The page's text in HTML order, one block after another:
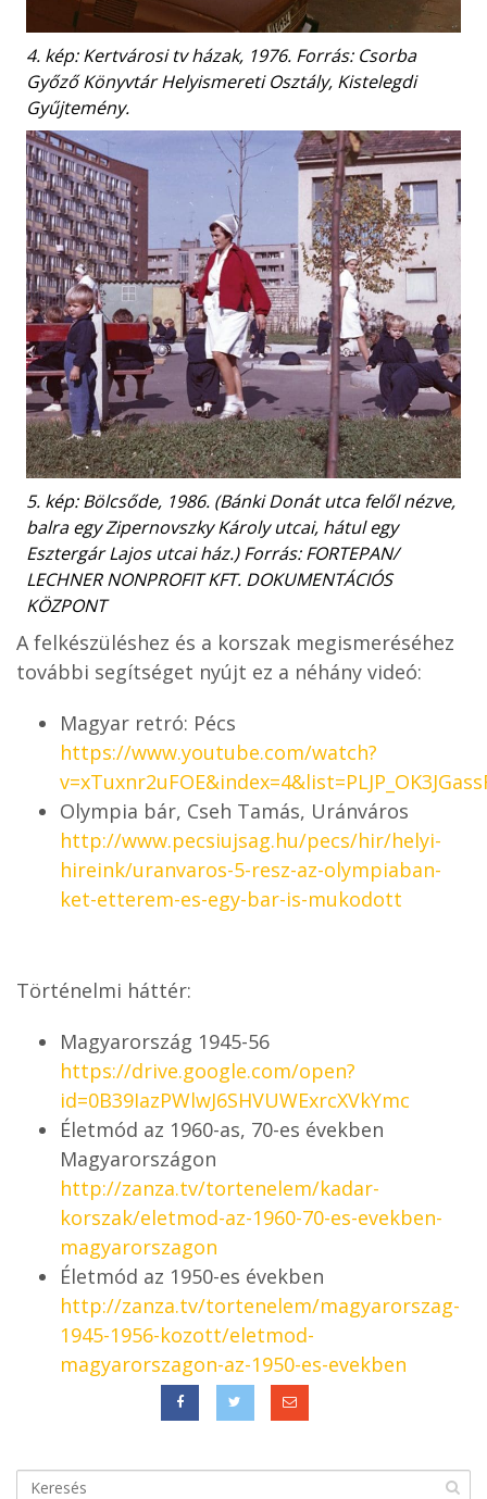
4. kép: Kertvárosi tv házak, 1976. Forrás: Csorba
Győző Könyvtár Helyismereti Osztály, Kistelegdi
Gyűjtemény.
5. kép: Bölcsőde, 1986. (Bánki Donát utca felől nézve,
balra egy Zipernovszky Károly utcai, hátul egy
Esztergár Lajos utcai ház.) Forrás: FORTEPAN/
LECHNER NONPROFIT KFT. DOKUMENTÁCIÓS
KÖZPONT
A felkészüléshez és a korszak megismeréséhez
további segítséget nyújt ez a néhány videó:
Magyar retró: Pécs
https://www.youtube.com/watch?
Olympia bár, Cseh Tamás, Uránváros
http://www.pecsiujsag.hu/pecs/hir/helyi-
hireink/uranvaros-5-resz-az-olympiaban-
ket-etterem-es-egy-bar-is-mukodott
Történelmi háttér:
Magyarország 1945-56
https://drive.google.com/open?
id=0B39IazPWlwJ6SHVUWExrcXVkYmc
Életmód az 1960-as, 70-es években
Magyarországon
http://zanza.tv/tortenelem/kadar-
korszak/eletmod-az-1960-70-es-evekben-
magyarorszagon
Életmód az 1950-es években
http://zanza.tv/tortenelem/magyarorszag-
1945-1956-kozott/eletmod-
magyarorszagon-az-1950-es-evekben